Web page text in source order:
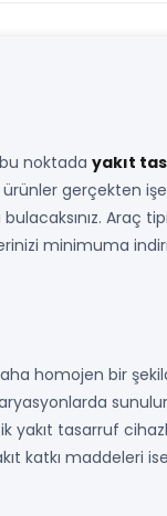
noktada yakıt
gerçekten
Araç
minimuma
homojen bir
yakıt tasarruf
katkı maddeleri